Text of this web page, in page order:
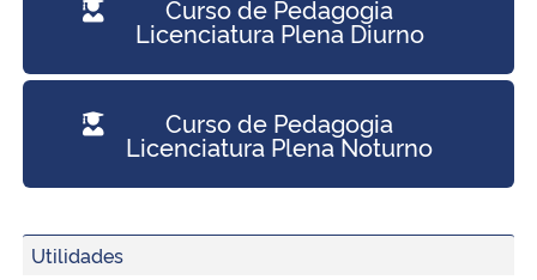
Ministério da Cidadania
Ministério da Saúde
Ministério de Minas e Energia
Curso de Pedagogia
Licenciatura Plena Diurno
Curso de Pedagogia
Licenciatura Plena Noturno
Utilidades